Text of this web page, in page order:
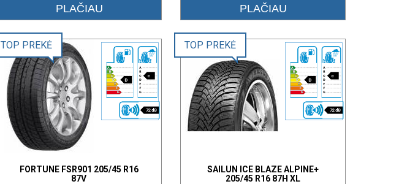
PLAČIAU PLAČIAU
D
c
72 dB
TOP PREKĖ
FORTUNE FSR901 205/45 R16
87V
D
c
72 dB
TOP PREKĖ
SAILUN ICE BLAZE ALPINE+
205/45 R16 87H XL